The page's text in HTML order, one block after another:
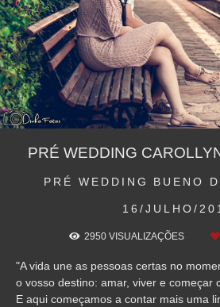
PRÉ WEDDING BUENO
16/JULHO/
PRÉ WEDDING
2950VISUALIZAÇÕES
"A vida une as pessoas certas no
o vosso destino: amar, viver e começar
E aqui começamos a contar mais uma